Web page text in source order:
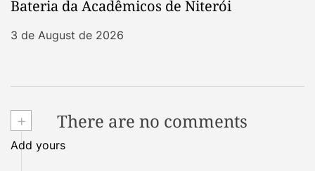
Bateria da Acadêmicos de Niterói
3 de August de 2026
+ There are no comments
Add yours